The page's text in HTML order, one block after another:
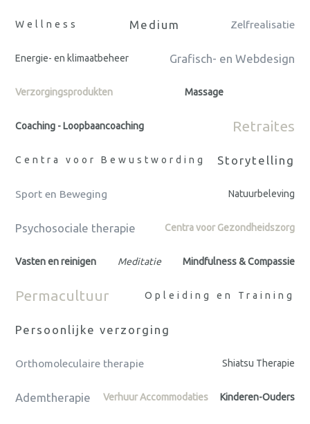
Wellness Medium Zelfrealisatie
Energie- en klimaatbeheer Grafisch- en Webdesign
Verzorgingsprodukten Massage
Coaching - Loopbaancoaching Retraites
Centra voor Bewustwording Storytelling
Sport en Beweging Natuurbeleving
Psychosociale therapie Centra voor Gezondheidszorg
Vasten en reinigen Meditatie Mindfulness & Compassie
Permacultuur Opleiding en Training
Persoonlijke verzorging
Orthomoleculaire therapie Shiatsu Therapie
Ademtherapie Verhuur Accommodaties Kinderen-Ouders